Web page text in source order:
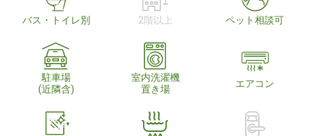
バス・トイレ別 2階以上 ペット相談可
駐車場
(近隣含)
室内洗濯機
置き場
エアコン